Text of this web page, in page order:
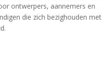
ontwerpers, aannemers en
die zich bezighouden met